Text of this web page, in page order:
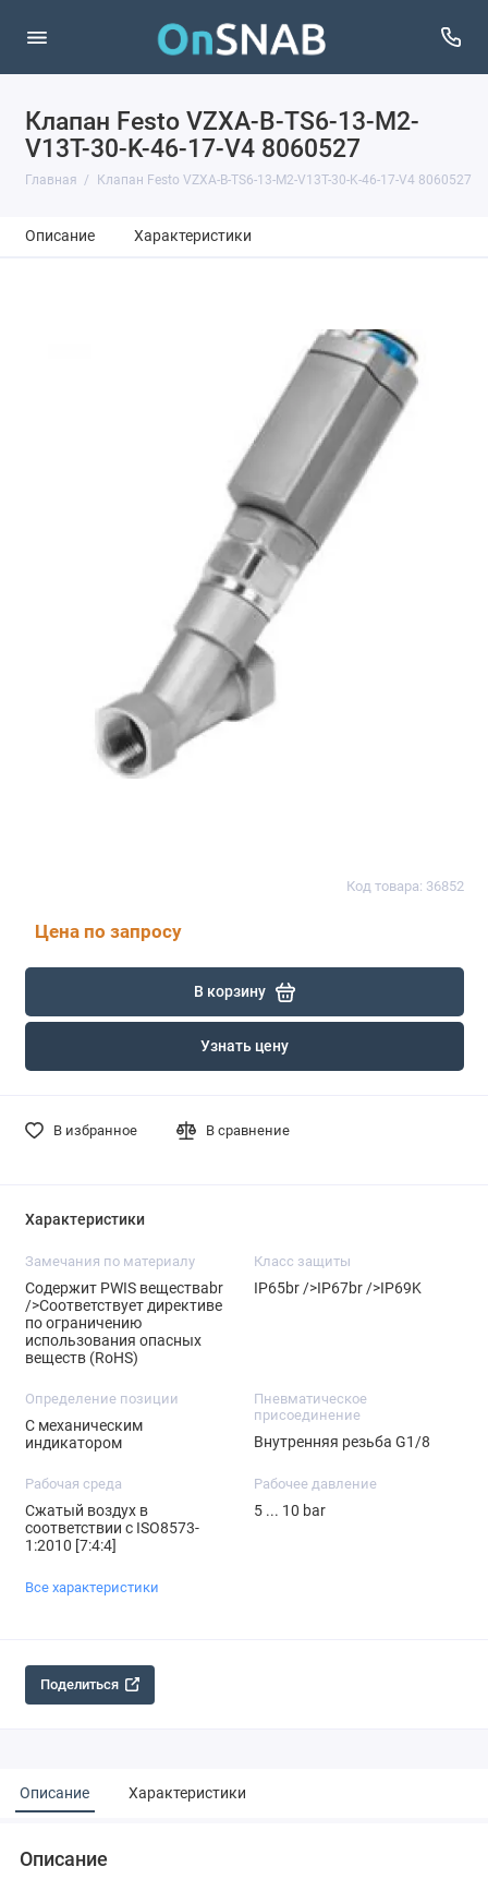
Клапан Festo VZXA-B-TS6-13-M2-
V13T-30-K-46-17-V4 8060527
Главная Клапан Festo VZXA-B-TS6-13-M2-V13T-30-K-46-17-V4 8060527
Описание Характеристики
Код товара: 36852
Цена по запросу
В корзину
Узнать цену
В избранное В сравнение
Характеристики
Замечания по материалу
Содержит PWIS веществаbr
/>Соответствует директиве
по ограничению
использования опасных
веществ (RoHS)
Класс защиты
IP65br />IP67br />IP69K
Определение позиции
С механическим
индикатором
Пневматическое
присоединение
Внутренняя резьба G1/8
Рабочая среда
Сжатый воздух в
соответствии с ISO8573-
1:2010 [7:4:4]
Рабочее давление
5 ... 10 bar
Все характеристики
Поделиться
Описание Характеристики
Описание